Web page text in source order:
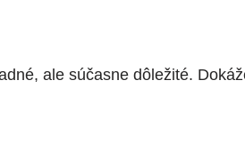
ale súčasne dôležité.